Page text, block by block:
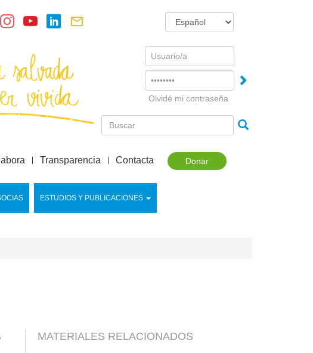
Username
Olvidé mi contraseña
Donar
ESTUDIOS Y PUBLICACIONES
Transparencia Contacta
MATERIALES RELACIONADOS